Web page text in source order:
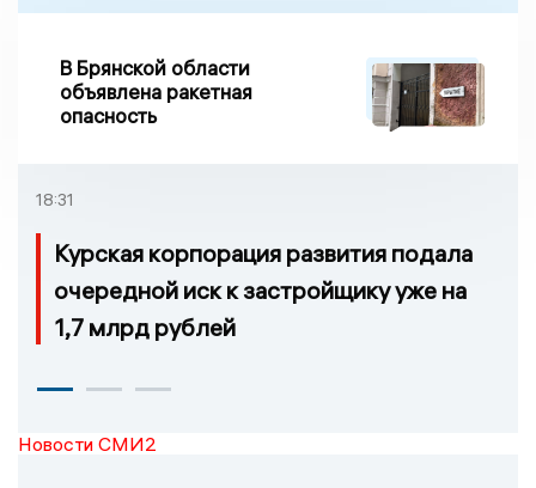
В Брянской области
объявлена ракетная
опасность
18:31
Курская корпорация развития подала
очередной иск к застройщику уже на
1,7 млрд рублей
Новости СМИ2